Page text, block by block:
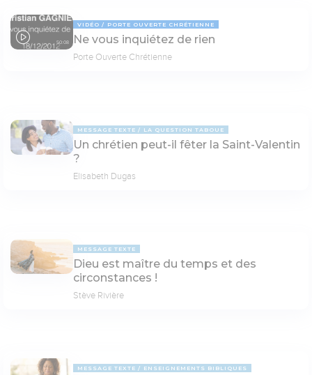
50:08
VIDÉO PORTE OUVERTE CHRÉTIENNE
Ne vous inquiétez de rien
Porte Ouverte Chrétienne
MESSAGE TEXTE LA QUESTION TABOUE
Un chrétien peut-il fêter la Saint-Valentin
?
Elisabeth Dugas
MESSAGE TEXTE
Dieu est maître du temps et des
circonstances !
Stève Rivière
MESSAGE TEXTE ENSEIGNEMENTS BIBLIQUES